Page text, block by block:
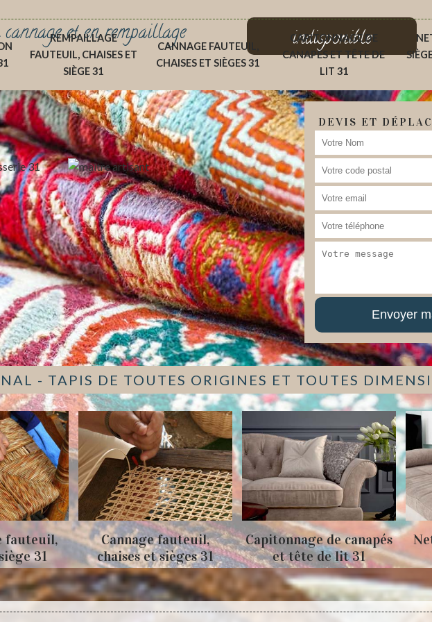
et en rempaillage indisponible
REMPAILLAGE
FAUTEUIL, CHAISES ET
SIÈGE 31
CANNAGE FAUTEUIL,
CHAISES ET SIÈGES 31
CAPITONNAGE DE
CANAPÉS ET TÊTE DE
LIT 31
DEVIS ET
- TAPIS DE TOUTES ORIGINES ET TOUTES
fauteuil,
31
Cannage fauteuil,
chaises et sièges 31
Capitonnage de canapés
et tête de lit 31